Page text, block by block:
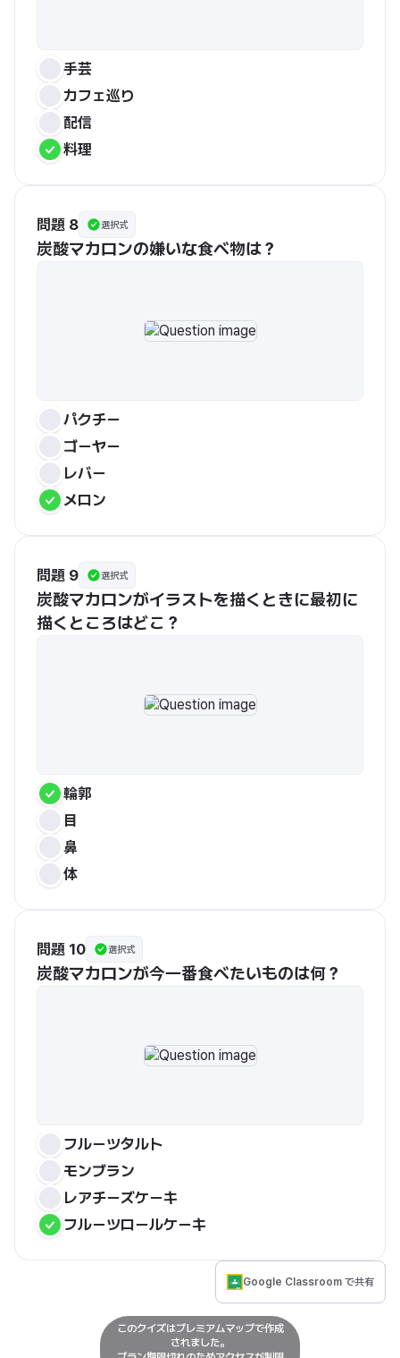
手芸
カフェ巡り
配信
料理
問題 8 選択式
炭酸マカロンの嫌いな食べ物は？
パクチー
ゴーヤー
レバー
メロン
問題 9 選択式
炭酸マカロンがイラストを描くときに最初に
描くところはどこ？
輪郭
目
鼻
体
問題 10 選択式
炭酸マカロンが今一番食べたいものは何？
フルーツタルト
モンブラン
レアチーズケーキ
フルーツロールケーキ
Google Classroom で共有
このクイズはプレミアムマップで作成
されました。